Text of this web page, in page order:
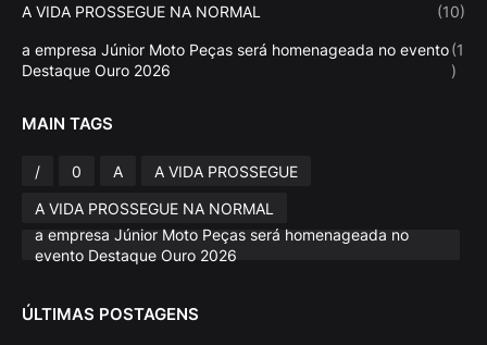
A VIDA PROSSEGUE NA NORMAL (10)
a empresa Júnior Moto Peças será homenageada no evento
Destaque Ouro 2026
(1
)
MAIN TAGS
/ 0 A
A VIDA PROSSEGUE
A VIDA PROSSEGUE NA NORMAL
a empresa Júnior Moto Peças será homenageada no
evento Destaque Ouro 2026
ÚLTIMAS POSTAGENS